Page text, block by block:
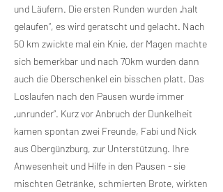
und Läufern. Die ersten Runden wurden „halt
gelaufen“, es wird geratscht und gelacht. Nach
50 km zwickte mal ein Knie, der Magen machte
sich bemerkbar und nach 70km wurden dann
auch die Oberschenkel ein bisschen platt. Das
Loslaufen nach den Pausen wurde immer
„unrunder“. Kurz vor Anbruch der Dunkelheit
kamen spontan zwei Freunde, Fabi und Nick
aus Obergünzburg, zur Unterstützung. Ihre
Anwesenheit und Hilfe in den Pausen - sie
mischten Getränke, schmierten Brote, wirkten